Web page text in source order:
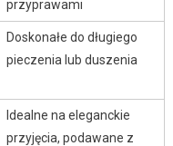
przyprawami
Doskonałe do długiego
pieczenia lub duszenia
Idealne na eleganckie
przyjęcia, podawane z